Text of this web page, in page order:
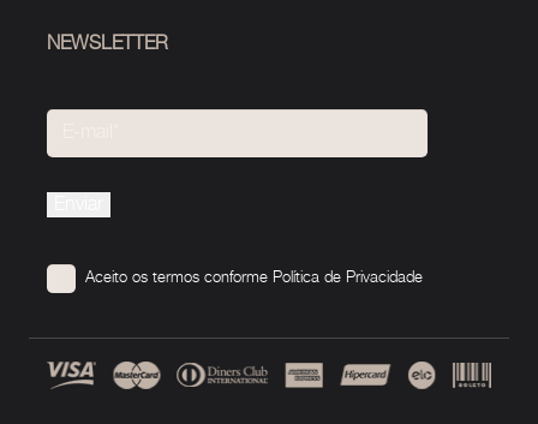
NEWSLETTER
this
empty.
Aceito os termos conforme Política de Privacidade